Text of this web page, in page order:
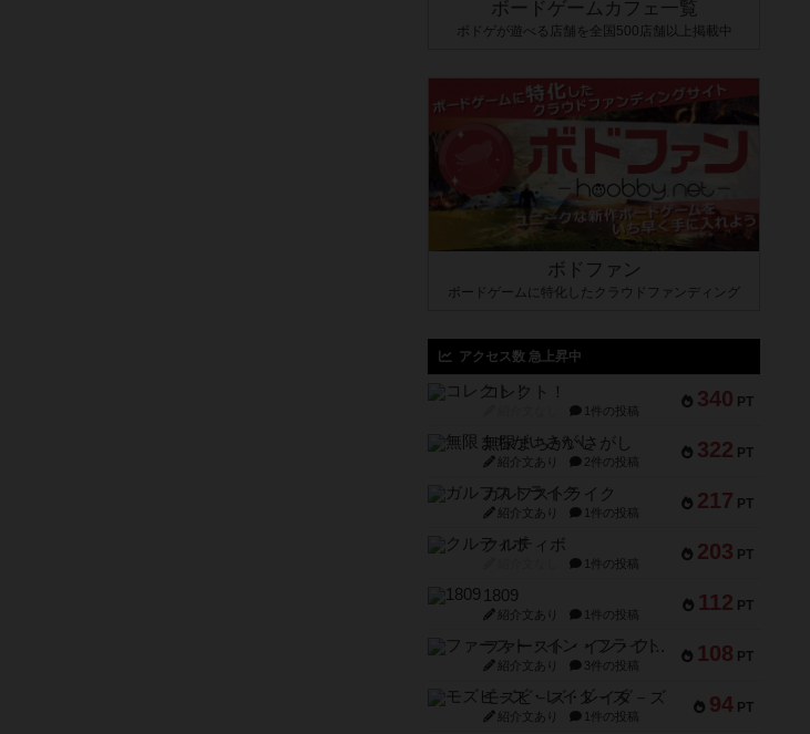
ボードゲームカフェ一覧
ボドゲが遊べる店舗を全国500店舗以上掲載中
ボドファン
ボードゲームに特化したクラウドファンディング
アクセス数 急上昇中
340 PT
コレクト！
1件の投稿
322 PT
無限まちがいさがし
紹介文あり 2件の投稿
217 PT
ガルフストライク
紹介文あり 1件の投稿
203 PT
クルティボ
1件の投稿
112 PT
1809
紹介文あり 1件の投稿
108 PT
ファースト・イン・フライト
紹介文あり 3件の投稿
94 PT
モズビ－ズ・レイダ－ズ
紹介文あり 1件の投稿